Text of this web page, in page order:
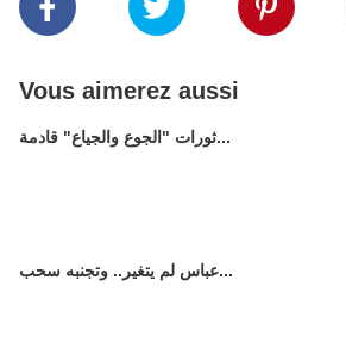
Vous aimerez aussi
ثورات "الجوع والجياع" قادمة...
عباس لم يتغير.. وتجنبه سحب...